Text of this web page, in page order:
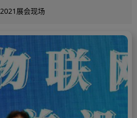
2021展会现场